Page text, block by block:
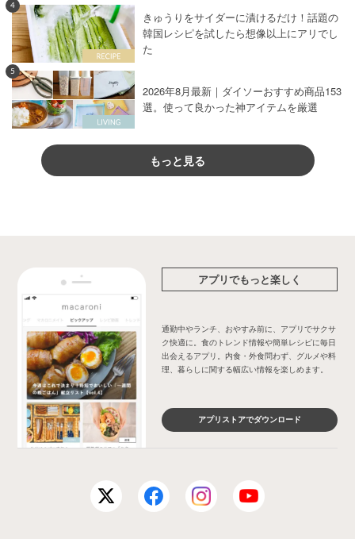
4
きゅうりをサイダーに漬けるだけ！話題の
韓国レシピを試したら想像以上にアリでし
た
5
2026年8月最新｜ダイソーおすすめ商品153
選。使って良かった神アイテムを厳選
もっと見る
アプリでもっと楽しく
通勤中やランチ、おやすみ前に、アプリでサクサ
ク快適に。食のトレンド情報や簡単レシピに毎日
出会えるアプリ。内食・外食問わず、グルメや料
理、暮らしに関する幅広い情報を楽しめます。
アプリストアでダウンロード